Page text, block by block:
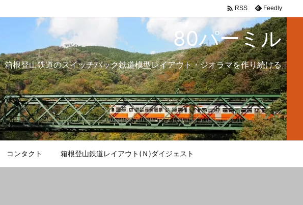
80パーミル
箱根登山鉄道のスイッチバック鉄道模型レイアウト・ジオラマを作り続ける
コンタクト 箱根登山鉄道レイアウト(Ｎ)ダイジェスト
 RSS Feedly